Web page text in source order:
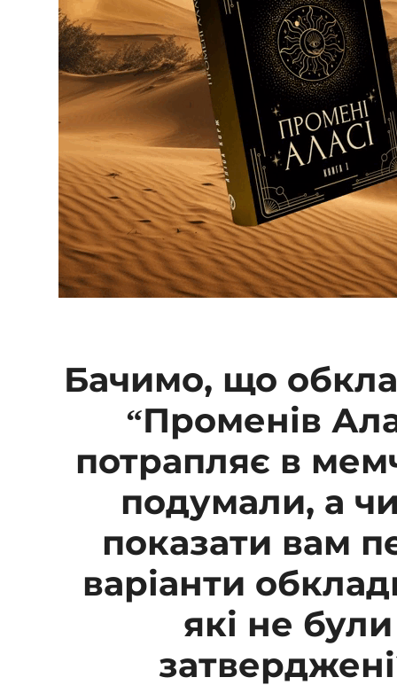
Бачимо, що
“Променів
потрапляє в
подумали, а
показати вам
варіанти
які не були